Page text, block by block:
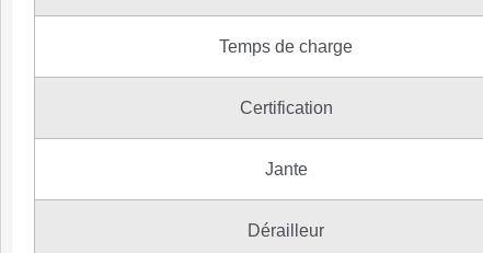
Temps de charge
Certification
Jante
Dérailleur